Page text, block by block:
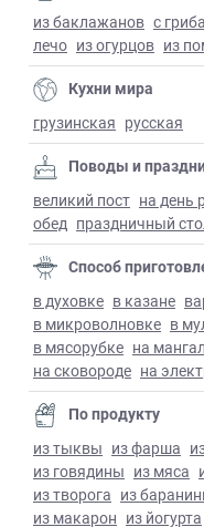
из баклажанов с
лечо из огурцов из
Кухни мира
грузинская русская
Поводы и
великий пост на день
обед праздничный
Способ
в духовке в казане
в микроволновке в
в мясорубке на
на сковороде на
По продукту
из тыквы из фарша
из говядины из мяса
из творога из
из макарон из йогурта